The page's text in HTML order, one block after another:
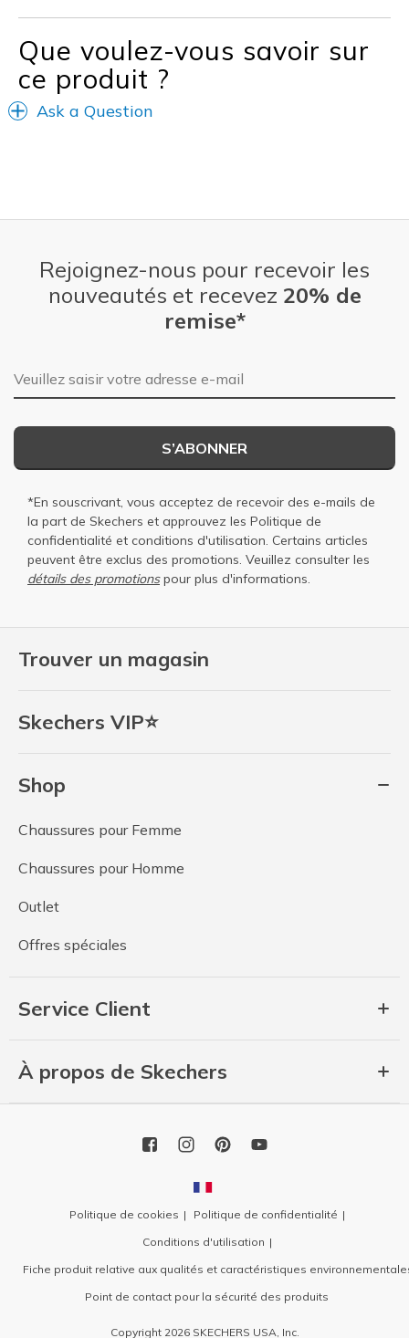
Que voulez-vous savoir sur
ce produit ?
Ask a Question
Trouver un magasin
Skechers VIP⭐
Shop
Chaussures pour Femme
Chaussures pour Homme
Outlet
Offres spéciales
Service Client
À propos de Skechers
Rejoignez-nous pour recevoir les
nouveautés et recevez 20% de
remise*
Adresse e-mail
S’ABONNER
*En souscrivant, vous acceptez de recevoir des e-mails de
la part de Skechers et approuvez les Politique de
confidentialité et conditions d'utilisation. Certains articles
peuvent être exclus des promotions. Veuillez consulter les
détails des promotionspour plus d'informations.
Politique de cookies
Politique de confidentialité
Conditions d'utilisation
Fiche produit relative aux qualités et caractéristiques
Point de contact pour la sécurité des produits
Copyright 2026 SKECHERS USA, Inc.